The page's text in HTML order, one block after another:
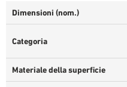
Dimensioni (nom.)
Categoria
Materiale della superficie